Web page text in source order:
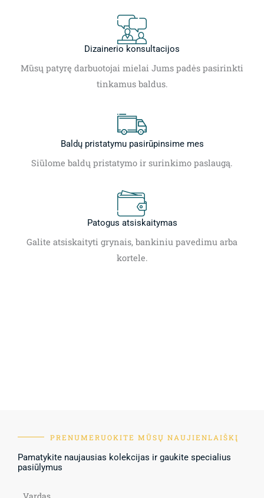
Dizainerio konsultacijos
Mūsų patyrę darbuotojai mielai Jums padės pasirinkti
tinkamus baldus.
Baldų pristatymu pasirūpinsime mes
Siūlome baldų pristatymo ir surinkimo paslaugą.
Patogus atsiskaitymas
Galite atsiskaityti grynais, bankiniu pavedimu arba
kortele.
PRENUMERUOKITE MŪSŲ NAUJIENLAIŠKĮ
Pamatykite naujausias kolekcijas ir gaukite specialius
pasiūlymus